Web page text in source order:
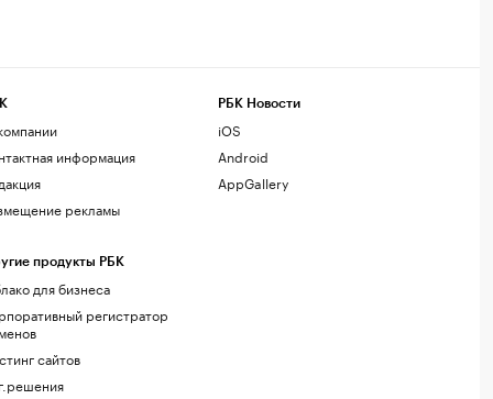
информация
рекламы
продукты РБК
для бизнеса
регистратор
сайтов
РБК Новости
iOS
Android
AppGallery